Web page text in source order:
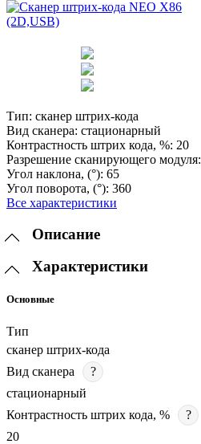
Тип: сканер штрих-кода
Вид сканера: стационарный
Контрастность штрих кода, %: 20
Разрешение сканирующего модуля:
Угол наклона, (°): 65
Угол поворота, (°): 360
Все характеристики
Описание
Характеристики
Основные
Тип
сканер штрих-кода
Вид сканера
?
стационарный
Контрастность штрих кода, %
?
20